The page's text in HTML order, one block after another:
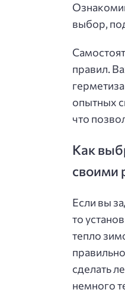
выбор,
правил.
опытных
что
Как
своими
Если вы
то
тепло
сделать
немного